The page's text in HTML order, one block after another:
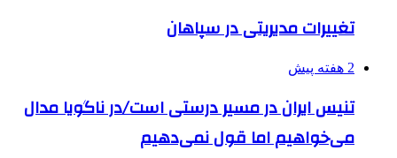
تغییرات مدیریتی در سپاهان
2 هفته پیش
تنیس ایران در مسیر درستی است/در ناگویا مدال
می‌خواهیم اما قول نمی‌دهیم